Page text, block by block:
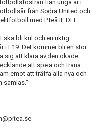
från unga år i
från Södra United och
med Piteå IF DFF.
ska bli kul och en riktig
i F19. Det kommer bli en stor
sig att klara av den ökade
att spela och träna
emot att träffa alla nya och
samlas.”
Piteå IF DFF